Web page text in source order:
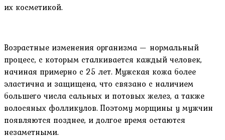
их косметикой.
Возрастные изменения организма — нормальный
процесс, с которым сталкивается каждый человек,
начиная примерно с 25 лет. Мужская кожа более
эластична и защищена, что связано с наличием
большего числа сальных и потовых желез, а также
волосяных фолликулов. Поэтому морщины у мужчин
появляются позднее, и долгое время остаются
незаметными.